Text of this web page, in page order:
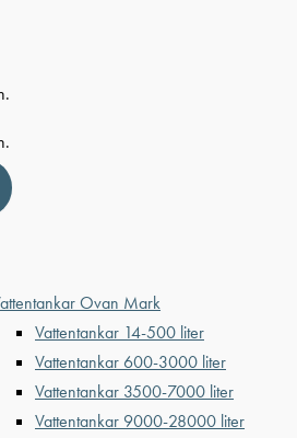
Ovan Mark
Vattentankar 14-500 liter
Vattentankar 600-3000 liter
Vattentankar 3500-7000 liter
Vattentankar 9000-28000 liter